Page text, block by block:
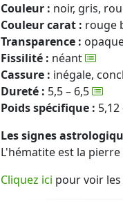
Couleur : noir, gris,
Couleur carat : rouge
Transparence :
Fissilité : néant
Cassure : inégale,
Dureté : 5,5 – 6,5
Poids spécifique : 5,12
Les signes
L'hématite est la
Cliquez ici pour voir